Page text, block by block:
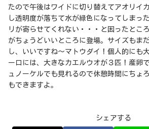
たので午後はワイドに切り替えてアオリイ
し透明度が落ちて水が緑色になってしまっ
リが寄らせてくれない・・・と困ったとこ
がちょうどいいところに登場。サイズもま
し、いいですね～マトウダイ！個人的にも
ー口には、大きなカエルウオが３匹！産卵
ュノーケルでも見れるので休憩時間にちょ
もできますよ。
シェアする